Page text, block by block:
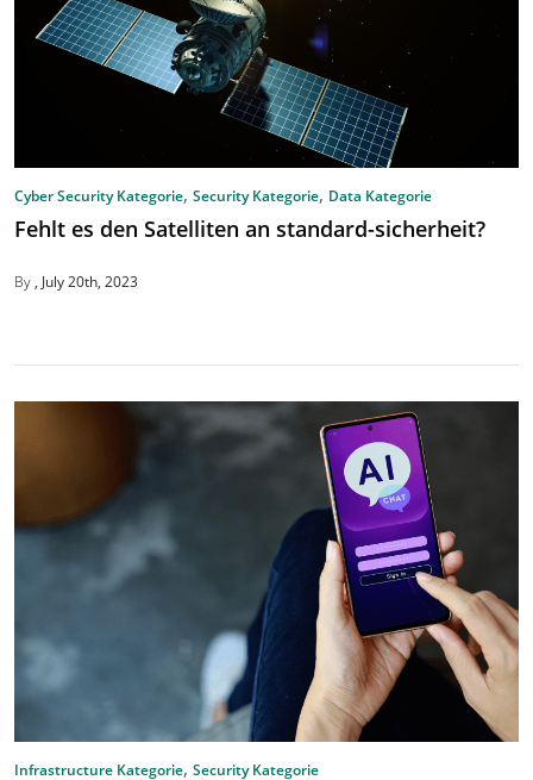
Cyber Security Kategorie, Security Kategorie, Data Kategorie
Fehlt es den Satelliten an standard-sicherheit?
By July 20th, 2023
Infrastructure Kategorie, Security Kategorie